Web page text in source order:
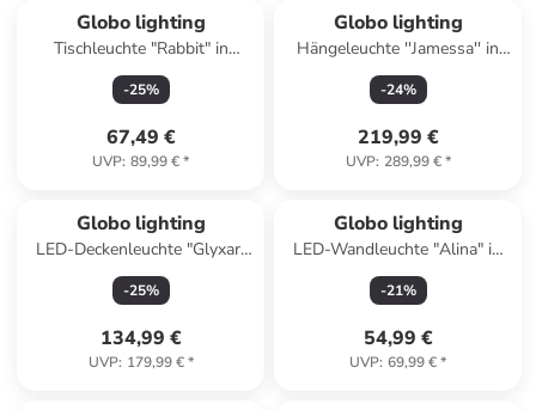
Globo lighting
Tischleuchte "Rabbit" in
Schwarz/ Gold - (H)41 x Ø 18
cm
-25%
67,49 €
UVP: 89,99 €*
Globo lighting
Hängeleuchte ''Jamessa'' in
Gold - (H)150 x Ø 43 cm
-24%
219,99 €
UVP: 289,99 €*
Globo lighting
LED-Deckenleuchte "Glyxar"
in Schwarz Gold - (H)16 x Ø
50 cm
-25%
134,99 €
UVP: 179,99 €*
Globo lighting
LED-Wandleuchte "Alina" in
Hellbraun - (B)13,2 x (H)8,9
cm
-21%
54,99 €
UVP: 69,99 €*